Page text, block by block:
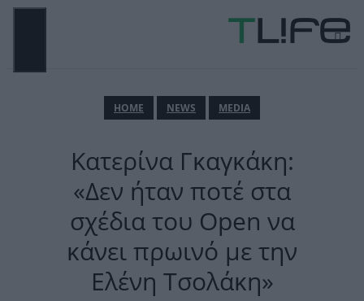
Μετάβαση
ΗΟΜΕ NEWS MEDIA
Κατερίνα Γκαγκάκη:
«Δεν ήταν ποτέ στα
σχέδια του Open να
κάνει πρωινό με την
Ελένη Τσολάκη»